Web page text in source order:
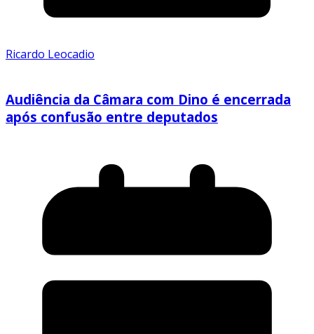
Ricardo Leocadio
Audiência da Câmara com Dino é encerrada
após confusão entre deputados